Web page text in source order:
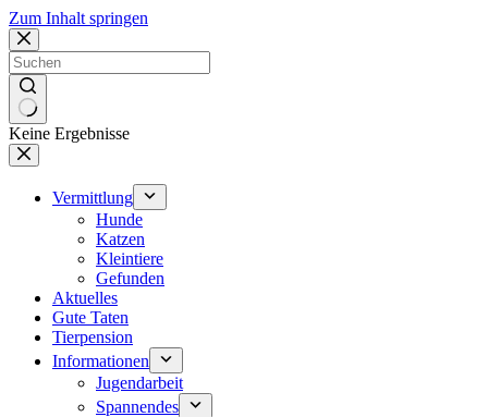
Zum Inhalt springen
Keine Ergebnisse
Vermittlung
Hunde
Katzen
Kleintiere
Gefunden
Aktuelles
Gute Taten
Tierpension
Informationen
Jugendarbeit
Spannendes